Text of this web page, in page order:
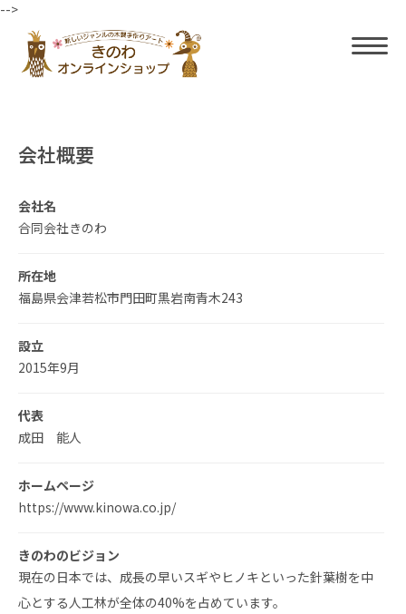
-->
会社概要
会社名
合同会社きのわ
所在地
福島県会津若松市門田町黒岩南青木243
設立
2015年9月
代表
成田 能人
ホームページ
https://www.kinowa.co.jp/
きのわのビジョン
現在の日本では、成長の早いスギやヒノキといった針葉樹を中
心とする人工林が全体の40%を占めています。